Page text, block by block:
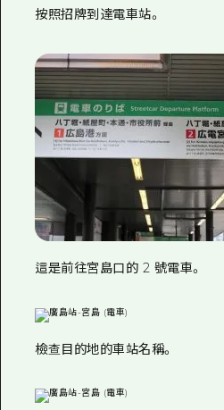
按照招牌到達電車站。
這是前往宮島口的 2 號電車。
檢查目的地的車站名稱。